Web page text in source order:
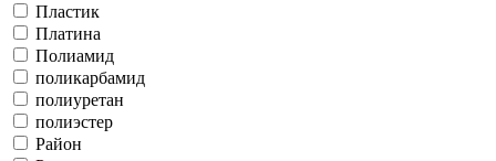
Пластик
Платина
Полиамид
поликарбамид
полиуретан
полиэстер
Район